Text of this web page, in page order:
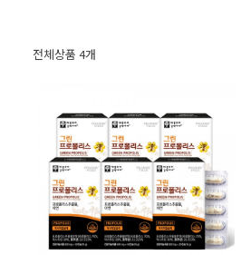
전체상품 4개